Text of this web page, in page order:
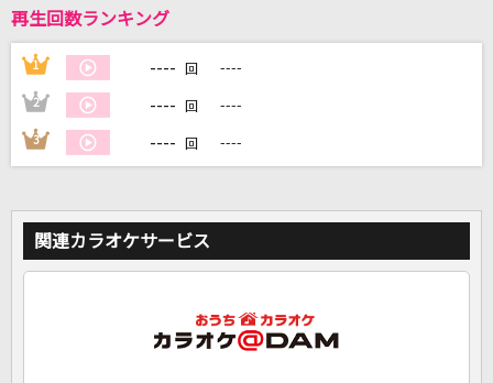
再生回数ランキング
1 ---- 回 ----
2 ---- 回 ----
3 ---- 回 ----
関連カラオケサービス